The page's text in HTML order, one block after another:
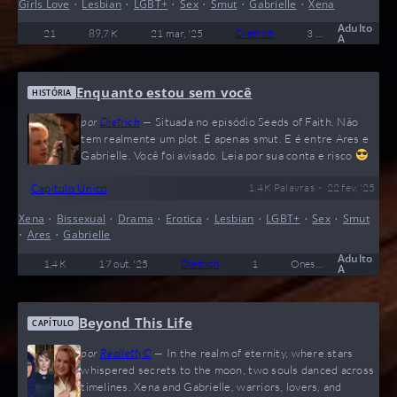
Girls Love • Lesbian • LGBT+ •Sex• Smut •Gabrielle •Xena
21 89,7 K 21 mar, '25 Dietrich 3 Concluído
Adulto
A
HISTÓRIA Enquanto estou sem você
por Dietrich — Situada no episódio Seeds of Faith. Não
tem realmente um plot. É apenas smut. E é entre Ares e
Gabrielle. Você foi avisado. Leia por sua conta e risco
Capítulo Único 1,4 K Palavras• 22 fev, '25
Xena • Bissexual • Drama • Erotica • Lesbian • LGBT+ •Sex • Smut
• Ares •Gabrielle
1,4 K 17 out, '25 Dietrich 1 Oneshot Adulto
A
CAPÍTULO Beyond This Life
por ReallettyC — In the realm of eternity, where stars
whispered secrets to the moon, two souls danced across
timelines. Xena and Gabrielle, warriors, lovers, and